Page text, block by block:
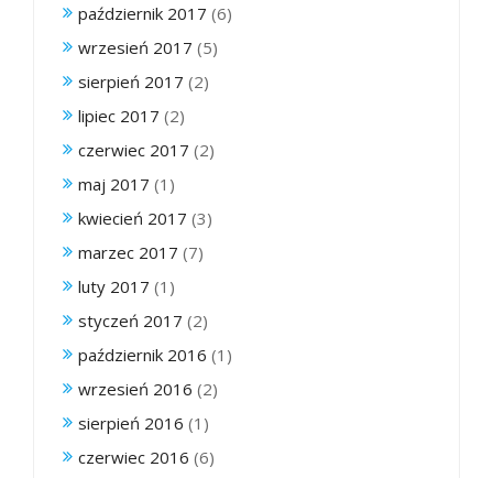
październik 2017 (6)
wrzesień 2017 (5)
sierpień 2017 (2)
lipiec 2017 (2)
czerwiec 2017 (2)
maj 2017 (1)
kwiecień 2017 (3)
marzec 2017 (7)
luty 2017 (1)
styczeń 2017 (2)
październik 2016 (1)
wrzesień 2016 (2)
sierpień 2016 (1)
czerwiec 2016 (6)